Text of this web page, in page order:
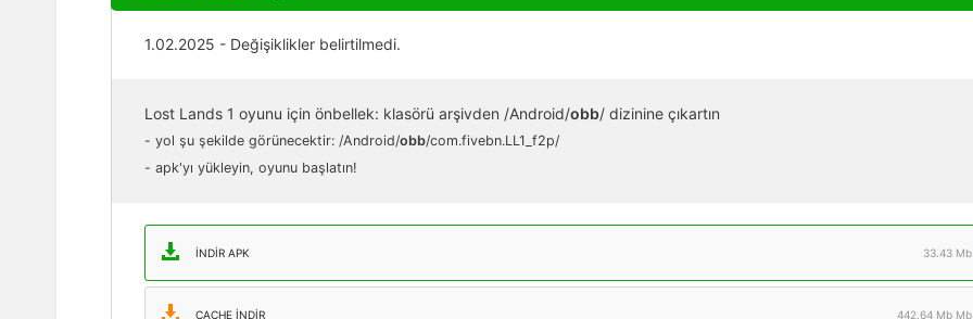
1.02.2025 - Değişiklikler belirtilmedi.
Lost Lands 1 oyunu için önbellek: klasörü arşivden /Android/obb/ dizinine çıkartın
- yol şu şekilde görünecektir: /Android/obb/com.fivebn.LL1_f2p/
- apk'yı yükleyin, oyunu başlatın!
İNDIR APK 33.43 Mb
CACHE INDIR 442.64 Mb Mb